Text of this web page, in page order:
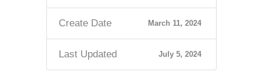
Create Date March 11, 2024
Last Updated July 5, 2024